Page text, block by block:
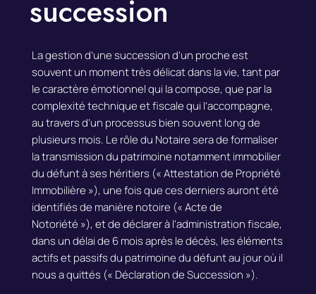
succession
La gestiond’une succession d’un procheest
souvent un moment très délicat dans la vie, tant par
le caractère émotionnel qui la compose, que par la
complexité technique et fiscalequi l’accompagne,
au travers d’un processus bien souvent long de
plusieurs mois. Le rôle du Notaire sera de formaliser
la transmission du patrimoine notamment immobilier
du défunt à ses héritiers (« Attestation de Propriété
Immobilière »), une fois que ces derniers auront été
identifiés de manière notoire (« Acte de
Notoriété »), et de déclarer à l’administration fiscale,
dans un délai de 6 mois après le décès, les éléments
actifs et passifs du patrimoine du défunt au jour où il
nous a quittés (« Déclaration de Succession »).